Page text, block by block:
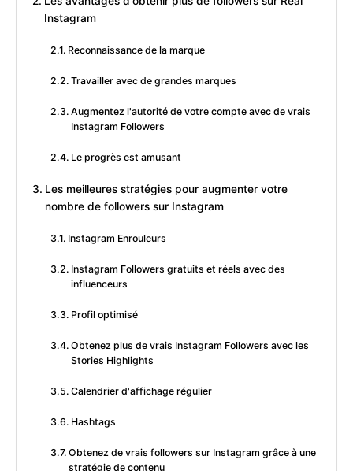
Instagram
Reconnaissance de la marque
Travailler avec de grandes marques
Augmentez l'autorité de votre compte avec de vrais
Instagram Followers
Le progrès est amusant
Les meilleures stratégies pour augmenter votre
nombre de followers sur Instagram
Instagram Enrouleurs
Instagram Followers gratuits et réels avec des
influenceurs
Profil optimisé
Obtenez plus de vrais Instagram Followers avec les
Stories Highlights
Calendrier d'affichage régulier
Hashtags
Obtenez de vrais followers sur Instagram grâce à une
stratégie de contenu